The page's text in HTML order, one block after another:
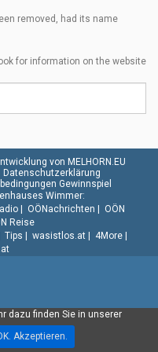
removed, had its name
for information on the website
dazu finden Sie in unserer
Akzeptieren.
von MELHORN.EU
Datenschutzerklärung
Gewinnspiel
Wimmer:
| OÖNachrichten
OÖN
Reise
Tips wasistlos.at| 4More|